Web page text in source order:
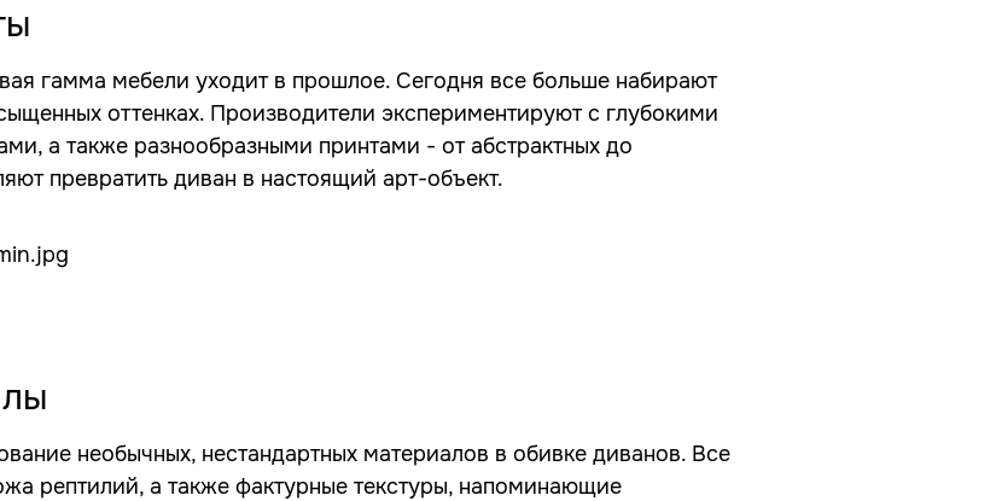
гамма мебели уходит в прошлое. Сегодня все больше набирают
оттенках. Производители экспериментируют с глубокими
а также разнообразными принтами - от абстрактных до
превратить диван в настоящий арт-объект.
необычных, нестандартных материалов в обивке диванов. Все
рептилий, а также фактурные текстуры, напоминающие